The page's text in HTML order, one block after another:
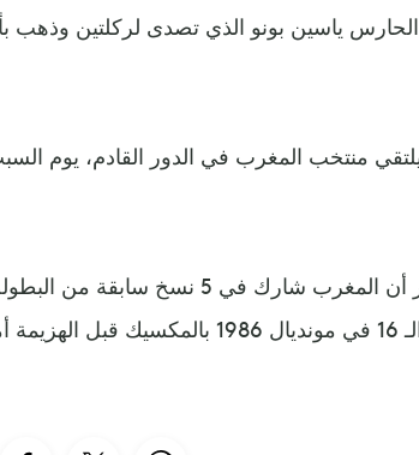
الحارس ياسين بونو الذي تصدى لركلتين وذهب
يذكر أن المغرب شارك في 5
الـ 16 في مونديال 1986